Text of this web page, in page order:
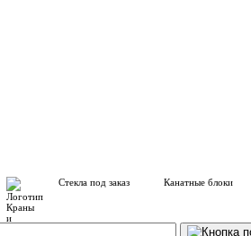
Стекла под заказ Канатные блоки